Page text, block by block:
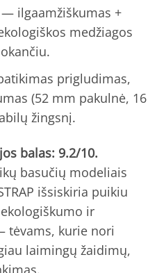
ilgaamžiškumas +
medžiagos
prigludimas,
(52 mm pakulnė, 16
žingsnį.
balas: 9.2/10.
basučių modeliais
išsiskiria puikiu
ir
tėvams, kurie nori
laimingų žaidimų,